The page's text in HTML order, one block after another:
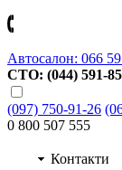
Автосалон: 066
СТО: (044) 591-
(097) 750-91-26
0 800 507 555
Контакти